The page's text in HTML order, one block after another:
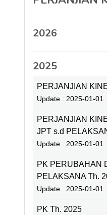
2026
2025
PERJANJIAN
Update : 2025-01-01
PERJANJIAN
JPT s.d
Update : 2025-01-01
PK PERUBAHAN
PELAKSANA Th.
Update : 2025-01-01
PK Th. 2025